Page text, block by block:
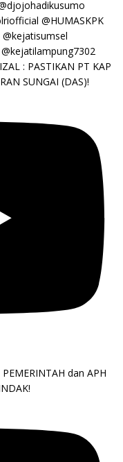
: PASTIKAN PT KAP
SUNGAI (DAS)!
dan APH